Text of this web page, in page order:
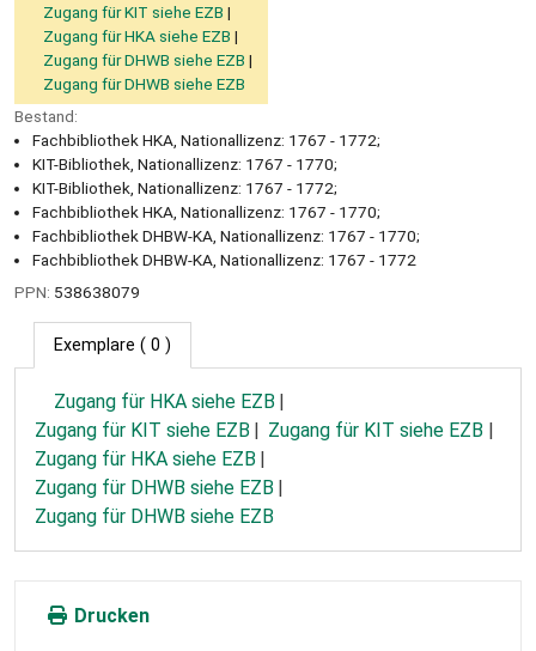
Zugang für KIT siehe EZB
Zugang für HKA siehe EZB
Zugang für DHWB siehe EZB
Zugang für DHWB siehe EZB
Bestand:
Fachbibliothek HKA, Nationallizenz: 1767 - 1772;
KIT-Bibliothek, Nationallizenz: 1767 - 1770;
KIT-Bibliothek, Nationallizenz: 1767 - 1772;
Fachbibliothek HKA, Nationallizenz: 1767 - 1770;
Fachbibliothek DHBW-KA, Nationallizenz: 1767 - 1770;
Fachbibliothek DHBW-KA, Nationallizenz: 1767 - 1772
PPN: 538638079
Exemplare ( 0 )
Zugang für HKA siehe EZB
Zugang für KIT siehe EZB
Zugang für KIT siehe EZB
Zugang für HKA siehe EZB
Zugang für DHWB siehe EZB
Zugang für DHWB siehe EZB
Drucken